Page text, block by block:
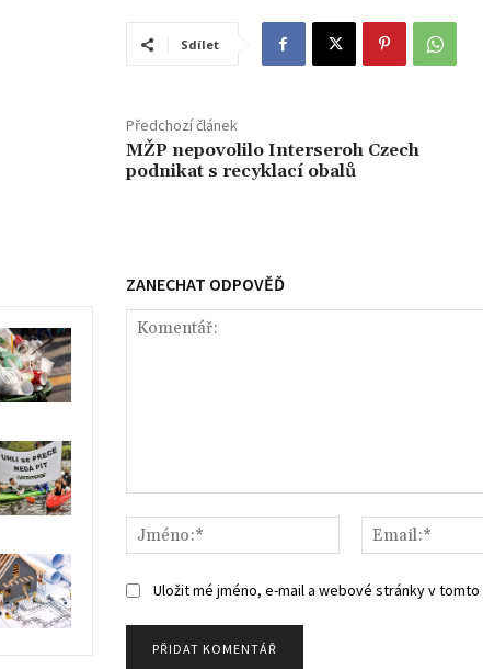
Sdílet
Předchozí článek
MŽP nepovolilo Interseroh Czech
podnikat s recyklací obalů
ZANECHAT ODPOVĚĎ
Jméno:*
Uložit mé jméno, e-mail a webové stránky v